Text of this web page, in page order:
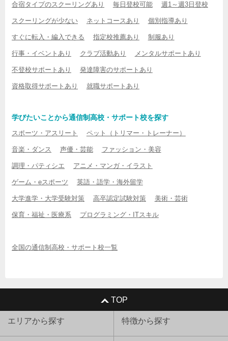
合宿タイプのスクーリングあり 毎日登校可能 週1～週3日登校
スクーリングが少ない ネットコースあり 個別指導あり
すぐに転入・編入できる 指定校推薦あり 制服あり
行事・イベントあり クラブ活動あり メンタルサポートあり
不登校サポートあり 発達障害のサポートあり
資格取得サポートあり 就職サポートあり
学びたいことから通信制高校・サポート校を探す
スポーツ・アスリート ペット（トリマー・トレーナー）
音楽・ダンス 声優・芸能 ファッション・美容
調理・パティシエ アニメ・マンガ・イラスト
ゲーム・eスポーツ 英語・語学・海外留学
大学進学・大学受験対策 高卒認定試験対策 美術・芸術
保育・福祉・医療系 プログラミング・ITスキル
全国の通信制高校・サポート校一覧
TOP
エリアから探す 特徴から探す